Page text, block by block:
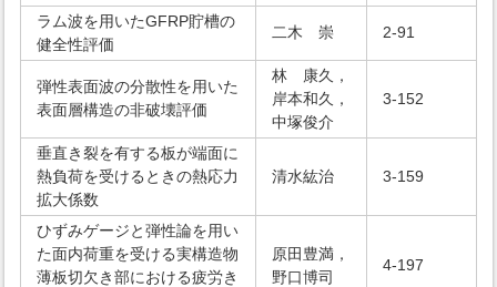
ラム波を用いたGFRP貯槽の
健全性評価
二木 崇 2-91
弾性表面波の分散性を用いた
表面層構造の非破壊評価
林 康久，
岸本和久，
中塚俊介
3-152
垂直き裂を有する板が端面に
熱負荷を受けるときの熱応力
拡大係数
清水紘治 3-159
ひずみゲージと弾性論を用い
た面内荷重を受ける実構造物
薄板切欠き部における疲労き
原田豊満，
野口博司
4-197